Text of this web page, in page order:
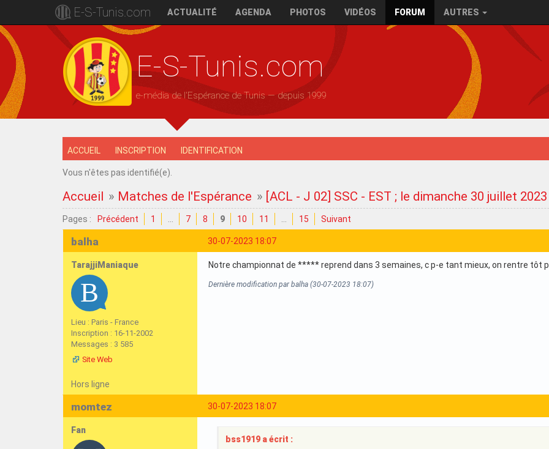
E-S-Tunis.com ACTUALITÉ AGENDA PHOTOS VIDÉOS FORUM AUTRES
E-S-Tunis.com
e-média de l'Espérance de Tunis — depuis 1999
ACCUEIL INSCRIPTION IDENTIFICATION
Vous n'êtes pas identifié(e).
Accueil » Matches de l'Espérance » [ACL - J 02] SSC - EST ; le dimanche 30 juillet
Pages : Précédent 1 7 8 9 10 11 15 Suivant
30-07-2023 18:07
balha
TarajjiManiaque
Lieu : Paris - France
Inscription : 16-11-2002
Messages : 3 585
Site Web
Notre championnat de ***** reprend dans 3 semaines, c p-e tant mieux, on rentre tôt
Dernière modification par balha (30-07-2023 18:07)
Hors ligne
30-07-2023 18:07
momtez
Fan
bss1919 a écrit :